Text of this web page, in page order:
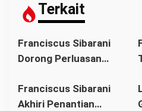
p
o
s
Terkait
Franciscus Sibarani
Dorong Perluasan
sebagai Upaya Cegah
Pernikahan Dini di
Franciscus Sibarani
Akhiri Penantian